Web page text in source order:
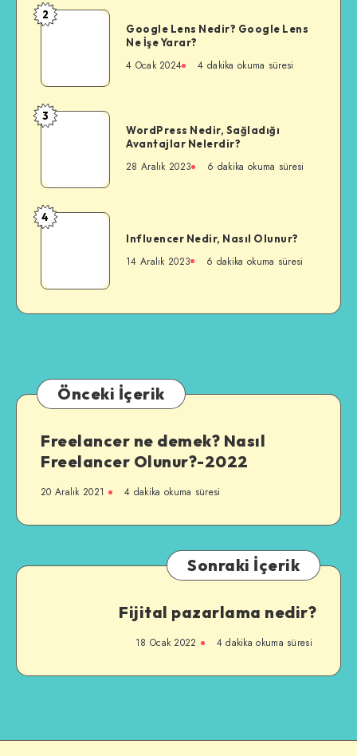
Google
Google
Ne
İşe
2
Google Lens Nedir? Google Lens
Ne İşe Yarar?
4 Ocak 2024 4 dakika okuma süresi
WordPress
Avantajlar
3
WordPress Nedir, Sağladığı
Avantajlar Nelerdir?
28 Aralık 2023 6 dakika okuma süresi
Influencer
Olunur?
4
Influencer Nedir, Nasıl Olunur?
14 Aralık 2023 6 dakika okuma süresi
Önceki İçerik
Freelancer ne demek? Nasıl
Freelancer Olunur?-2022
20 Aralık 2021 4 dakika okuma süresi
Sonraki İçerik
Fijital pazarlama nedir?
18 Ocak 2022 4 dakika okuma süresi